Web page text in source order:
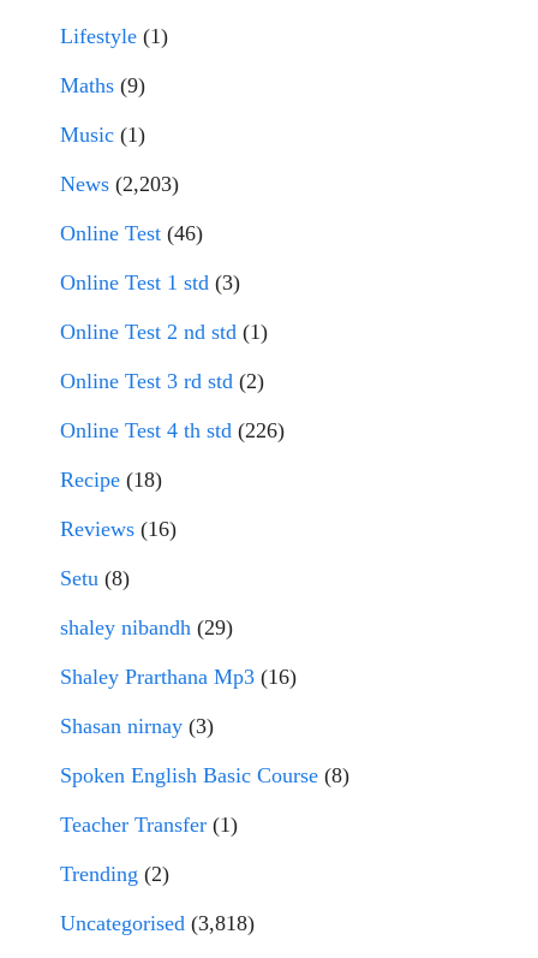
Lifestyle (1)
Maths (9)
Music (1)
News (2,203)
Online Test (46)
Online Test 1 std (3)
Online Test 2 nd std (1)
Online Test 3 rd std (2)
Online Test 4 th std (226)
Recipe (18)
Reviews (16)
Setu (8)
shaley nibandh (29)
Shaley Prarthana Mp3 (16)
Shasan nirnay (3)
Spoken English Basic Course (8)
Teacher Transfer (1)
Trending (2)
Uncategorised (3,818)